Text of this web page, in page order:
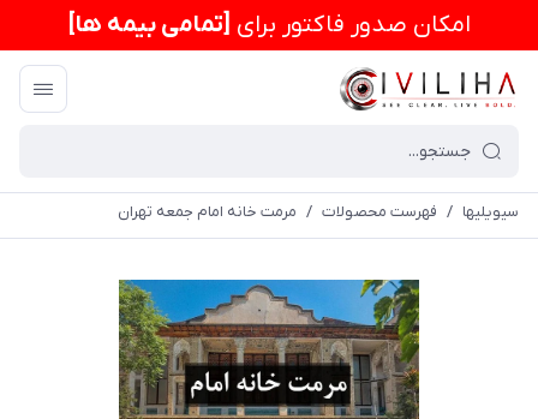
امكان صدور فاکتور برای [تمامی بیمه ها]
سیویلیها / فهرست محصولات / مرمت خانه امام جمعه تهران